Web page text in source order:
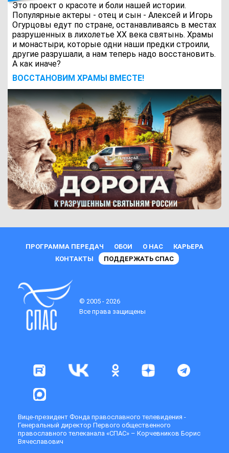
Это проект о красоте и боли нашей истории.
Популярные актеры - отец и сын - Алексей и Игорь
Огурцовы едут по стране, останавливаясь в местах
разрушенных в лихолетье ХХ века святынь. Храмы
и монастыри, которые одни наши предки строили,
другие разрушали, а нам теперь надо восстановить.
А как иначе?
ВОCСТАНОВИМ ХРАМЫ ВМЕСТЕ!
ПРОГРАММА ПЕРЕДАЧ ОБОИ О НАС
КАРЬЕРА
КОНТАКТЫ
ПОДДЕРЖАТЬ СПАС
© 2005 - 2026
Все права защищены
Вице-президент Фонда православного телевидения -
Генеральный директор Первого общественного
православного телеканала «СПАС» – Корчевников Борис
Вячеславович